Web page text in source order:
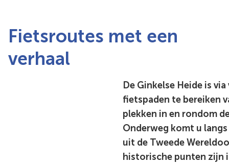
Fietsroutes met een
verhaal
De Ginkelse Heide is
fietspaden te bereiken
plekken in en rondom
Onderweg komt u
uit de Tweede
historische punten zijn